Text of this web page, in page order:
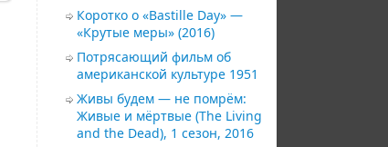
Коротко о «Bastille Day» —
«Крутые меры» (2016)
Потрясающий фильм об
американской культуре 1951
Живы будем — не помрём:
Живые и мёртвые (The Living
and the Dead), 1 сезон, 2016